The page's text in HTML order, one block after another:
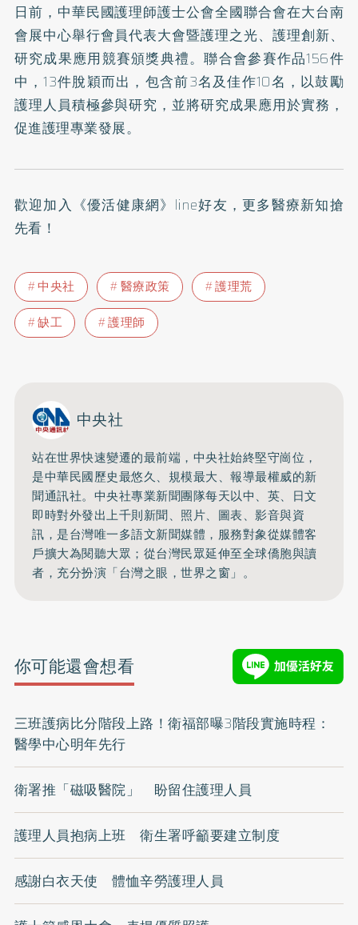
日前，中華民國護理師護士公會全國聯合會在大台南
會展中心舉行會員代表大會暨護理之光、護理創新、
研究成果應用競賽頒獎典禮。聯合會參賽作品156件
中，13件脫穎而出，包含前3名及佳作10名，以鼓勵
護理人員積極參與研究，並將研究成果應用於實務，
促進護理專業發展。
歡迎加入 《優活健康網》line好友 ，更多醫療新知搶
先看！
中央社 醫療政策
護理荒
缺工
護理師
中央社
站在世界快速變遷的最前端，中央社始終堅守崗位，
是中華民國歷史最悠久、規模最大、報導最權威的新
聞通訊社。中央社專業新聞團隊每天以中、英、日文
即時對外發出上千則新聞、照片、圖表、影音與資
訊，是台灣唯一多語文新聞媒體，服務對象從媒體客
戶擴大為閱聽大眾；從台灣民眾延伸至全球僑胞與讀
者，充分扮演「台灣之眼，世界之窗」。
你可能還會想看
三班護病比分階段上路！衛福部曝3階段實施時程：
醫學中心明年先行
衛署推「磁吸醫院」 盼留住護理人員
護理人員抱病上班 衛生署呼籲要建立制度
感謝白衣天使 體恤辛勞護理人員